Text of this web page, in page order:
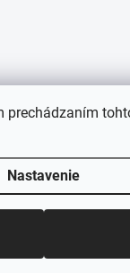
prechádzaním
Nastavenie